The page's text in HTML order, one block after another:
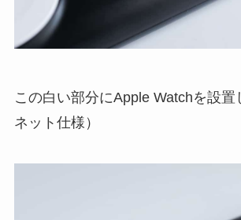
この白い部分にApple Watchを設
ネット仕様）